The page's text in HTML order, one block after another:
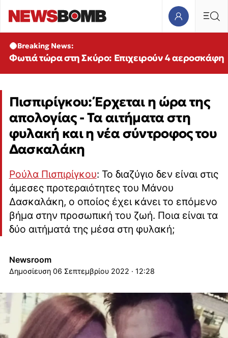
Breaking News:
Φωτιά τώρα στη Σκύρο: Επιχειρούν 4 αεροσκάφη
Πισπιρίγκου: Έρχεται η ώρα της
απολογίας - Τα αιτήματα στη
φυλακή και η νέα σύντροφος του
Δασκαλάκη
Ρούλα Πισπιρίγκου: Το διαζύγιο δεν είναι στις
άμεσες προτεραιότητες του Μάνου
Δασκαλάκη, ο οποίος έχει κάνει το επόμενο
βήμα στην προσωπική του ζωή. Ποια είναι τα
δύο αιτήματά της μέσα στη φυλακή;
Newsroom
06 Σεπτεμβρίου 2022 · 12:28